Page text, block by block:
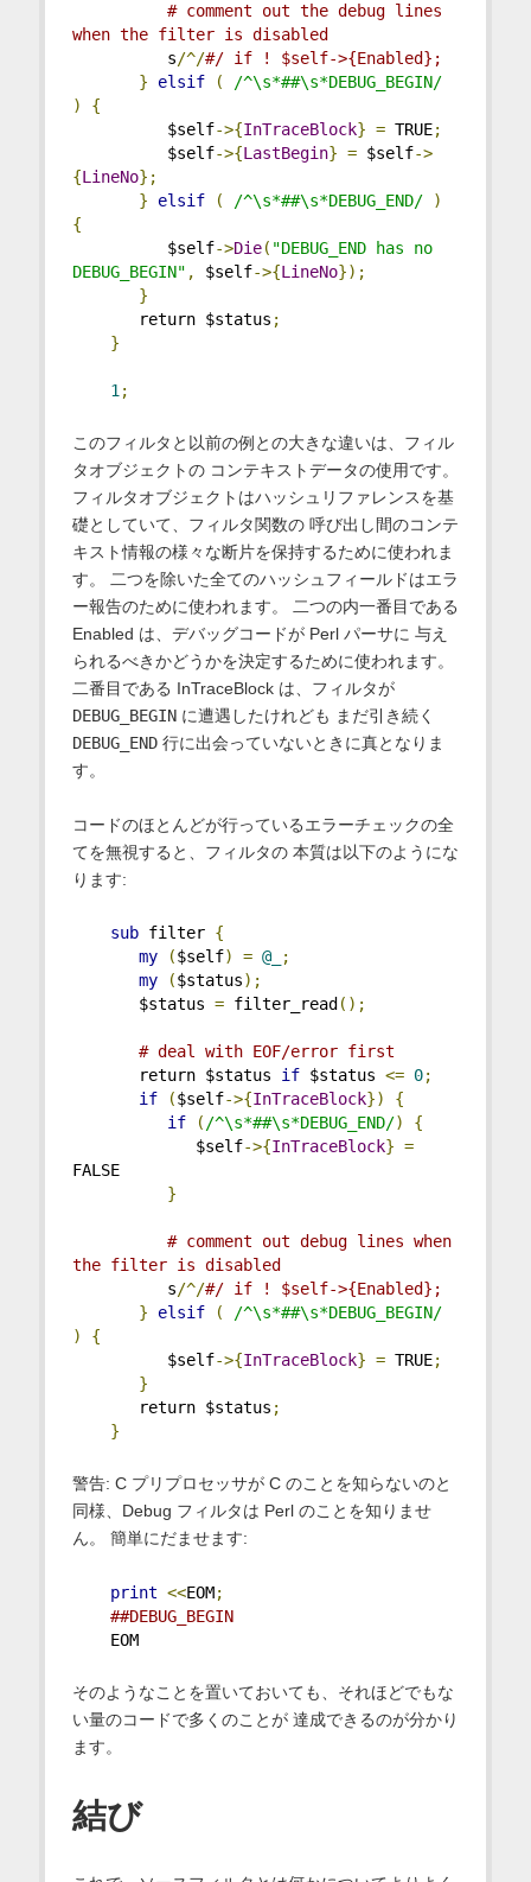
# comment out the debug lines
when the filter is disabled
s/^/#/ if ! $self->{Enabled};
}
elsif (
/^\s*##\s*DEBUG_BEGIN/
)
{
$self->{InTraceBlock} = TRUE;
$self->{LastBegin} = $self->
{LineNo};
}
elsif ( /^\s*##\s*DEBUG_END/
)
{
$self->Die( "DEBUG_END has no
DEBUG_BEGIN" , $self->{LineNo});
}
return $status ;
}
1;
このフィルタと以前の例との大きな違いは、フィル
タオブジェクトの コンテキストデータの使用です。
フィルタオブジェクトはハッシュリファレンスを基
礎としていて、フィルタ関数の 呼び出し間のコンテ
キスト情報の様々な断片を保持するために使われま
す。 二つを除いた全てのハッシュフィールドはエラ
ー報告のために使われます。 二つの内一番目である
Enabled は、デバッグコードが Perl パーサに 与え
られるべきかどうかを決定するために使われます。
二番目である InTraceBlock は、フィルタが
DEBUG_BEGINに遭遇したけれども まだ引き続く
DEBUG_END行に出会っていないときに真となりま
す。
コードのほとんどが行っているエラーチェックの全
てを無視すると、フィルタの 本質は以下のようにな
ります:
sub filter {
my
($self) = @_
;
my
($status);
$status = filter_read ();
# deal with EOF/error first
return $status if $status <= 0;
if
($self->{InTraceBlock})
{
if
(/^\s*##\s*DEBUG_END/)
{
$self->{InTraceBlock} =
FALSE
}
# comment out debug lines when
the filter is disabled
s/^/#/ if ! $self->{Enabled};
}
elsif (
/^\s*##\s*DEBUG_BEGIN/
)
{
$self->{InTraceBlock} = TRUE;
}
return $status ;
}
警告: C プリプロセッサが C のことを知らないのと
同様、Debug フィルタは Perl のことを知りませ
ん。 簡単にだませます:
print <<EOM;
##DEBUG_BEGIN
EOM
そのようなことを置いておいても、それほどでもな
い量のコードで多くのことが 達成できるのが分かり
ます。
結び